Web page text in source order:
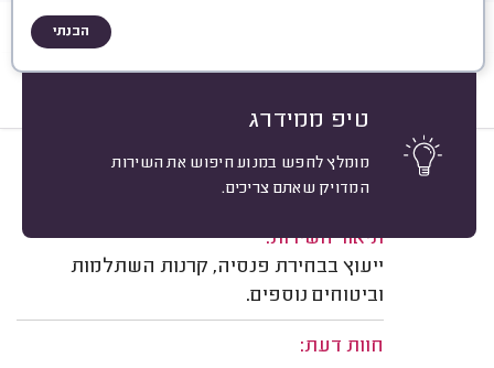
הבנתי
טיפ ממידרג
מומלץ לחפש במנוע חיפוש את השירות
המדויק שאתם צריכים.
מאור נונברג, כפר יונה.
משוב: 31/07/2024
תיאור השירות:
ייעוץ בבחירת פנסיה, קרנות השתלמות
וביטוחים נוספים.
חוות דעת: